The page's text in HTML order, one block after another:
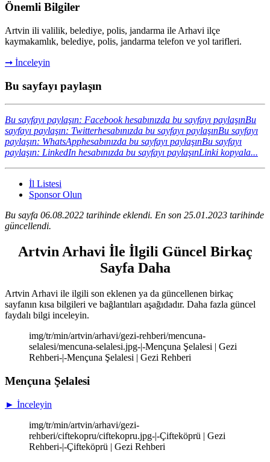
Önemli Bilgiler
Artvin ili valilik, belediye, polis, jandarma ile Arhavi ilçe
kaymakamlık, belediye, polis, jandarma telefon ve yol tarifleri.
➞ İnceleyin
Bu sayfayı paylaşın
Bu sayfayı paylaşın: Facebook hesabınızda bu sayfayı paylaşınBu
sayfayı paylaşın: Twitterhesabınızda bu sayfayı paylaşınBu sayfayı
paylaşın: WhatsApphesabınızda bu sayfayı paylaşınBu sayfayı
paylaşın: LinkedIn hesabınızda bu sayfayı paylaşınLinki kopyala...
İl Listesi
Sponsor Olun
Bu sayfa 06.08.2022 tarihinde eklendi. En son 25.01.2023 tarihinde
güncellendi.
Artvin Arhavi İle İlgili Güncel Birkaç
Sayfa Daha
Artvin Arhavi ile ilgili son eklenen ya da güncellenen birkaç
sayfanın kısa bilgileri ve bağlantıları aşağıdadır. Daha fazla güncel
faydalı bilgi inceleyin.
img/tr/min/artvin/arhavi/gezi-rehberi/mencuna-
selalesi/mencuna-selalesi.jpg-|-Mençuna Şelalesi | Gezi
Rehberi-|-Mençuna Şelalesi | Gezi Rehberi
Mençuna Şelalesi
► İnceleyin
img/tr/min/artvin/arhavi/gezi-
rehberi/ciftekopru/ciftekopru.jpg-|-Çifteköprü | Gezi
Rehberi-|-Çifteköprü | Gezi Rehberi